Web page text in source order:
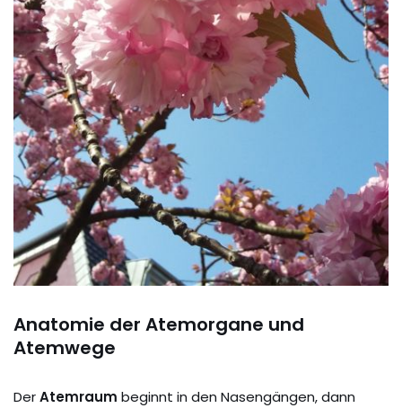
Anatomie der Atemorgane und
Atemwege
DerAtemraum beginnt in den Nasengängen, dann